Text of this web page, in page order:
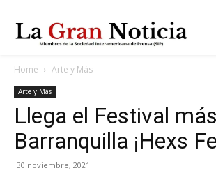
Home Arte y Más
Arte y Más
Llega el Festival
Barranquilla ¡Hexs
30 noviembre, 2021